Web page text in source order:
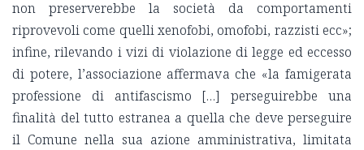
non preserverebbe la società da comportamenti
riprovevoli come quelli xenofobi, omofobi, razzisti ecc»;
infine, rilevando i vizi di violazione di legge ed eccesso
di potere, l’associazione affermava che «la famigerata
professione di antifascismo […] perseguirebbe una
finalità del tutto estranea a quella che deve perseguire
il Comune nella sua azione amministrativa, limitata